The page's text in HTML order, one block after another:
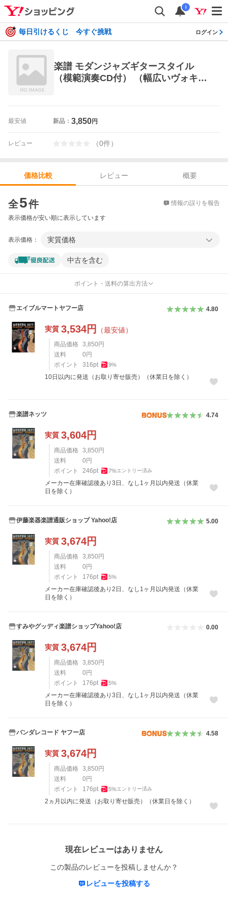
i
毎日引けるくじ 今すぐ挑戦 ログイン
楽譜 モダンジャズギタースタイル
（模範演奏CD付） （幅広いヴォキャ
最安値 新品： 3,850円
レビュー （0件）
価格比較 レビュー
概要
全5件 情報の誤りを報告
表示価格が安い順に表示しています
表示価格： 実質価格
中古を含む
ポイント・送料の算出方法
エイブルマートヤフー店 4.80
実質 3,534円 （最安値）
商品価格 3,850 円
送料
0 円
ポイント
316pt 9%
10日以内に発送（お取り寄せ販売）（休業日を除く）
楽譜ネッツ 4.74
実質 3,604円
商品価格 3,850 円
送料
0 円
ポイント
246pt 7%エントリー済み
メーカー在庫確認後あり3日、なし1ヶ月以内発送（休業
日を除く）
伊藤楽器楽譜通販ショップ Yahoo!店 5.00
実質 3,674円
商品価格 3,850 円
送料
0 円
ポイント
176pt 5%
メーカー在庫確認後あり2日、なし1ヶ月以内発送（休業
日を除く）
すみやグッディ楽譜ショップYahoo!店 0.00
実質 3,674円
商品価格 3,850 円
送料
0 円
ポイント
176pt 5%
メーカー在庫確認後あり3日、なし1ヶ月以内発送（休業
日を除く）
バンダレコード ヤフー店 4.58
実質 3,674円
商品価格 3,850 円
送料
0 円
ポイント
176pt 5%エントリー済み
2ヵ月以内に発送（お取り寄せ販売）（休業日を除く）
現在レビューはありません
この製品のレビューを投稿しませんか？
レビューを投稿する